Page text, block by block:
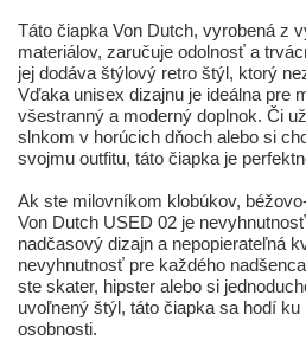
Táto čiapka Von Dutch, vyrobená z
materiálov, zaručuje odolnosť a
jej dodáva štýlový retro štýl, ktorý
Vďaka unisex dizajnu je ideálna pre
všestranný a moderný doplnok. Či
slnkom v horúcich dňoch alebo si
svojmu outfitu, táto čiapka je
Ak ste milovníkom klobúkov,
Von Dutch USED 02 je
nadčasový dizajn a nepopierateľná
nevyhnutnosť pre každého
ste skater, hipster alebo si
uvoľnený štýl, táto čiapka sa hodí
osobnosti.